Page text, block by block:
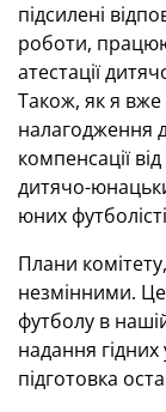
підсилені
роботи,
атестації
Також, як я
налагодження
компенсації
дитячо-
юних
Плани
незмінними.
футболу в
надання
підготовка